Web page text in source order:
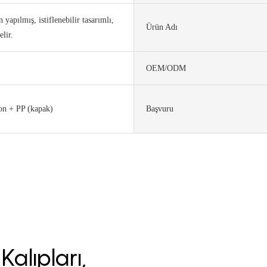
yapılmış, istiflenebilir tasarımlı,
Ürün Adı
OEM/ODM
+ PP (kapak) Başvuru